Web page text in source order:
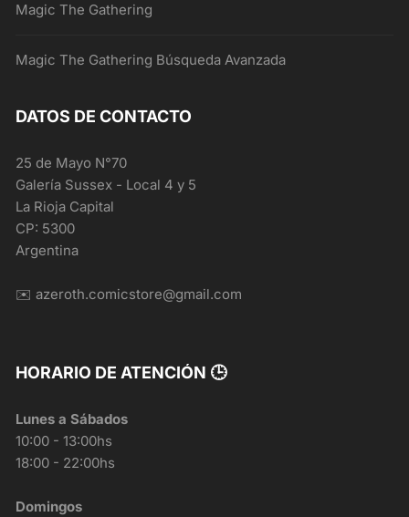
Magic The Gathering
Magic The Gathering Búsqueda Avanzada
DATOS DE CONTACTO
25 de Mayo N°70
Galería Sussex - Local 4 y 5
La Rioja Capital
CP: 5300
Argentina
✉️ azeroth.comicstore@gmail.com
HORARIO DE ATENCIÓN 🕒
Lunes a Sábados
10:00 - 13:00hs
18:00 - 22:00hs
Domingos